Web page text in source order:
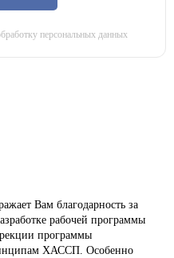
персональных данных
Вам благодарность за
рабочей программы
программы
ХАССП. Особенно